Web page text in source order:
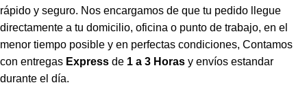
rápido y seguro. Nos encargamos de que tu pedido llegue
directamente a tu domicilio, oficina o punto de trabajo, en el
menor tiempo posible y en perfectas condiciones, Contamos
con entregas Express de 1 a 3 Horas y envíos estandar
durante el día.